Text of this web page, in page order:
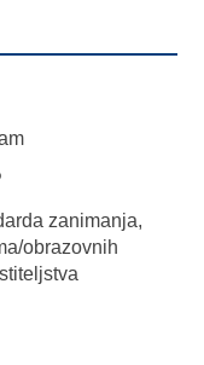
zanimanja,
obrazovnih